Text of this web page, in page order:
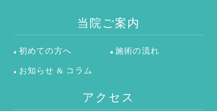
当院ご案内
初めての方へ 施術の流れ
お知らせ & コラム
アクセス